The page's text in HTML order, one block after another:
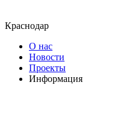
Краснодар
О нас
Новости
Проекты
Информация